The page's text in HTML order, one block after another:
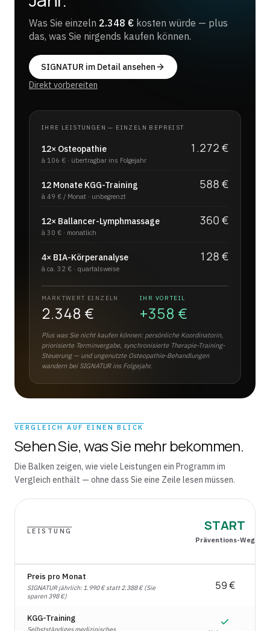
Was Sie einzeln 2.348 € kosten würde — plus
das, was Sie nirgends kaufen können.
SIGNATUR im Detail ansehen
Direkt vorbereiten
IHRE LEISTUNGEN — EINZELN BEPREIST
12× Osteopathie
à 106 € · übertragbar ins Folgejahr
1.272 €
12 Monate KGG-Training
à 49 € / Monat · unbegrenzt
588 €
12× Ballancer-Lymphmassage
à 30 € · monatlich
360 €
4× BIA-Körperanalyse
à ca. 32 € · quartalsweise
128 €
MARKTWERT EINZELN
2.348 €
IHR VORTEIL
+358 €
Plus was Sie nicht kaufen können: persönliche Koordinatorin,
priorisierte Terminvergabe, synchronisierte Therapie-Training-
Steuerung — und ungenutzte Osteopathie-Behandlungen
wandern bei SIGNATUR ins Folgejahr.
VERGLEICH AUF EINEN BLICK
Sehen Sie, was Sie mehr bekommen.
Die Balken zeigen, wie viele Leistungen ein Programm im
Vergleich enthält — ohne dass Sie eine Zeile lesen müssen.
LEISTUNG START
Präventions-Weg
Preis pro Monat
SIGNATUR jährlich: 1.990 € statt 2.388 € (Sie
sparen 398 €)
59 €
KGG-Training
Selbstständiges medizinisches